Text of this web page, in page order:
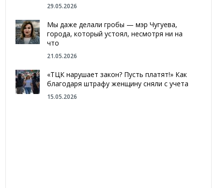
29.05.2026
Мы даже делали гробы — мэр Чугуева,
города, который устоял, несмотря ни на
что
21.05.2026
«ТЦК нарушает закон? Пусть платят!» Как
благодаря штрафу женщину сняли с учета
15.05.2026